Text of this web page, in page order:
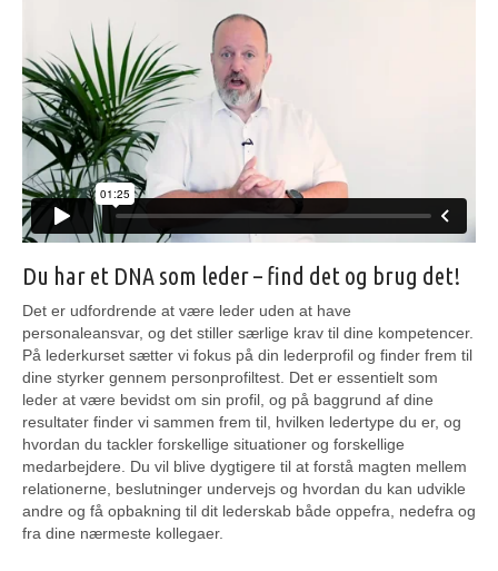
Du har et DNA som leder – find det og brug det!
Det er udfordrende at være leder uden at have
personaleansvar, og det stiller særlige krav til dine kompetencer.
På lederkurset sætter vi fokus på din lederprofil og finder frem til
dine styrker gennem personprofiltest. Det er essentielt som
leder at være bevidst om sin profil, og på baggrund af dine
resultater finder vi sammen frem til, hvilken ledertype du er, og
hvordan du tackler forskellige situationer og forskellige
medarbejdere. Du vil blive dygtigere til at forstå magten mellem
relationerne, beslutninger undervejs og hvordan du kan udvikle
andre og få opbakning til dit lederskab både oppefra, nedefra og
fra dine nærmeste kollegaer.